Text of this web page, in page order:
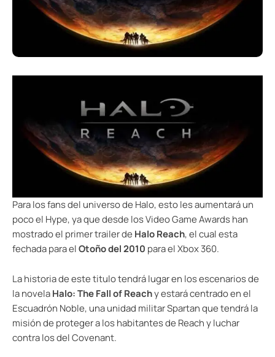
Para los fans del universo de Halo, esto les aumentará un
poco el Hype, ya que desde los Video Game Awards han
mostrado el primer trailer de Halo Reach, el cual esta
fechada para elOtoño del 2010 para el Xbox 360.
La historia de este titulo tendrá lugar en los escenarios de
la novelaHalo: The Fall of Reachy estará centrado en el
Escuadrón Noble, una unidad militar Spartan que tendrá la
misión de proteger a los habitantes de Reach y luchar
contra los del Covenant.